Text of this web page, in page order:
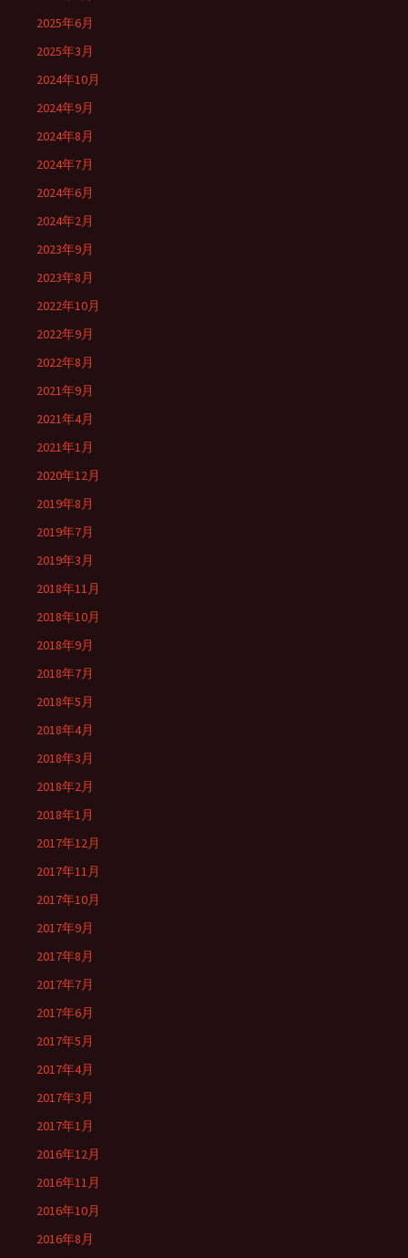
2025年6月
2025年3月
2024年10月
2024年9月
2024年8月
2024年7月
2024年6月
2024年2月
2023年9月
2023年8月
2022年10月
2022年9月
2022年8月
2021年9月
2021年4月
2021年1月
2020年12月
2019年8月
2019年7月
2019年3月
2018年11月
2018年10月
2018年9月
2018年7月
2018年5月
2018年4月
2018年3月
2018年2月
2018年1月
2017年12月
2017年11月
2017年10月
2017年9月
2017年8月
2017年7月
2017年6月
2017年5月
2017年4月
2017年3月
2017年1月
2016年12月
2016年11月
2016年10月
2016年8月